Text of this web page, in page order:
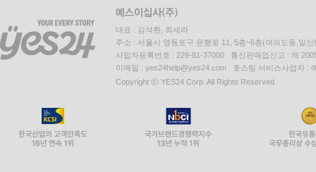
대표 : 김석환, 최세라
주소 : 서울시 영등포구 은행로 11, 5층~6층(여의도동,일신
사업자등록번호 : 229-81-37000 통신판매업신고 : 제
이메일 : yes24help@yes24.com 호스팅 서비스사업자 :
Copyright ⓒ YES24 Corp. All Rights Reserved.